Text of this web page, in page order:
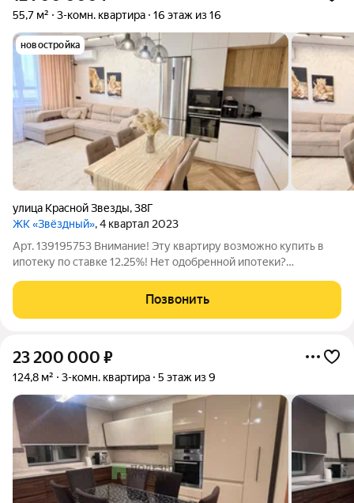
55,7 м² 3-комн. квартира 16 этаж из 16
новостройка
улица Красной Звезды,38Г
ЖК «Звёздный», 4 квартал 2023
Арт. 139195753 Внимание! Эту квартиру возможно купить в
ипотеку по ставке 12.25%! Нет одобренной ипотеки?
выгодных условиях в одном из банков партнеров. Просторная
квартира с качественным
Позвонить
23 200 000 ₽
124,8 м² 3-комн. квартира 5 этаж из 9